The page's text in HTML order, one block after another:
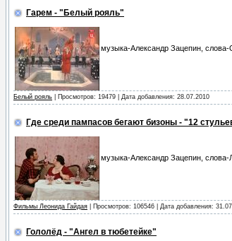
Гарем - "Белый рояль"
музыка-Александр Зацепин,
Белый рояль | Просмотров: 19479 | Дата добавления: 28.07.2010
Где среди пампасов бегают бизоны - "12
музыка-Александр Зацепин,
Фильмы Леонида Гайдая | Просмотров: 106546 | Дата добавления:
Гололёд - "Ангел в тюбетейке"